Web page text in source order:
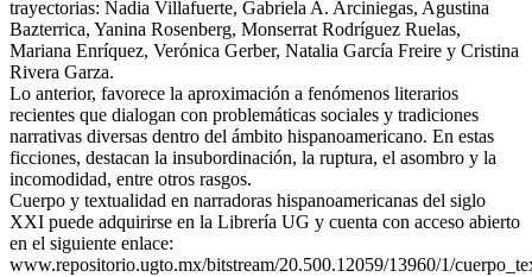
trayectorias: Nadia Villafuerte, Gabriela A. Arciniegas, Agustina
Bazterrica, Yanina Rosenberg, Monserrat Rodríguez Ruelas,
Mariana Enríquez, Verónica Gerber, Natalia García Freire y Cristina
Rivera Garza.
Lo anterior, favorece la aproximación a fenómenos literarios
recientes que dialogan con problemáticas sociales y tradiciones
narrativas diversas dentro del ámbito hispanoamericano. En estas
ficciones, destacan la insubordinación, la ruptura, el asombro y la
incomodidad, entre otros rasgos.
Cuerpo y textualidad en narradoras hispanoamericanas del siglo
XXI puede adquirirse en la Librería UG y cuenta con acceso abierto
en el siguiente enlace:
www.repositorio.ugto.mx/bitstream/20.500.12059/13960/1/